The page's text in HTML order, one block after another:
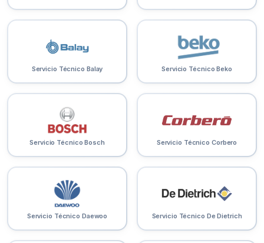
Servicio Técnico Balay Servicio Técnico Beko
Servicio Técnico Bosch Servicio Técnico Corbero
Servicio Técnico Daewoo Servicio Técnico De Dietrich